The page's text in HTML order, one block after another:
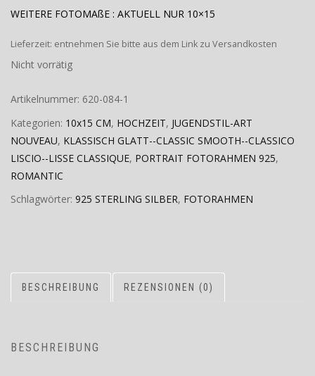
WEITERE FOTOMAßE : AKTUELL NUR 10×15
Lieferzeit: entnehmen Sie bitte aus dem Link zu Versandkosten
Nicht vorrätig
Artikelnummer: 620-084-1
Kategorien: 10x15 CM, HOCHZEIT, JUGENDSTIL-ART
NOUVEAU, KLASSISCH GLATT--CLASSIC SMOOTH--CLASSICO
LISCIO--LISSE CLASSIQUE, PORTRAIT FOTORAHMEN 925,
ROMANTIC
Schlagwörter: 925 STERLING SILBER, FOTORAHMEN
BESCHREIBUNG REZENSIONEN (0)
BESCHREIBUNG